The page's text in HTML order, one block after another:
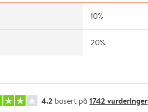
10%
20%
4.2 basert på 1742 vurderinger